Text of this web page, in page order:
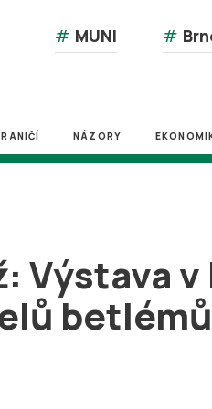
# MUNI #
NÁZORY
Výstava
betlémů